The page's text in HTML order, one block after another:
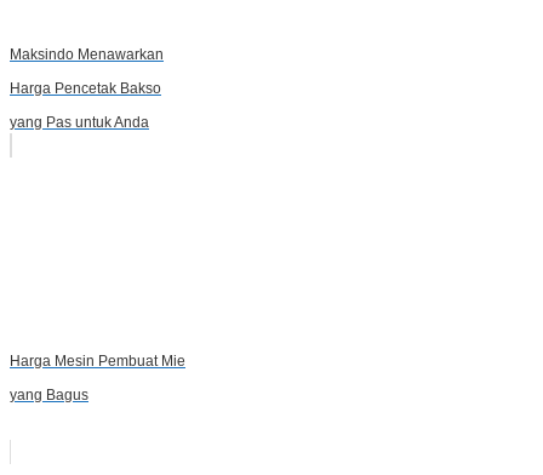
Maksindo Menawarkan
Harga Pencetak Bakso
yang Pas untuk Anda
Harga Mesin Pembuat Mie
yang Bagus